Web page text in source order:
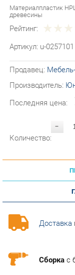
Рейтинг:
Артикул: u-0257101
Производитель:
Последняя цена:
-
Доставка